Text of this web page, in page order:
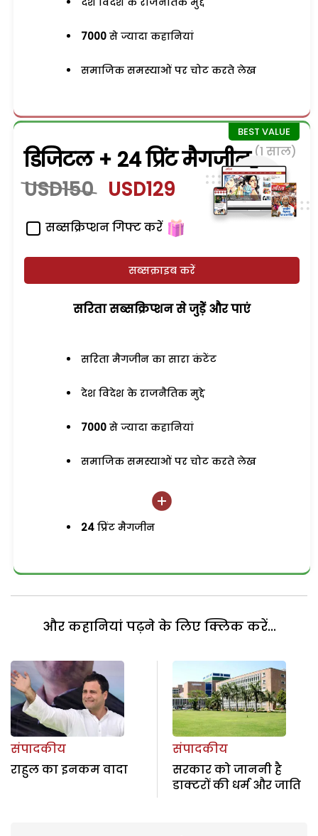
7000 से ज्यादा कहानियां
समाजिक समस्याओं पर चोट करते लेख
डिजिटल + 24 प्रिंट मैगजीन (1 साल)
USD150 USD129
सब्सक्रिप्शन गिफ्ट करें
सब्सक्राइब करें
सरिता सब्सक्रिप्शन से जुड़ेें और पाएं
सरिता मैगजीन का सारा कंटेंट
देश विदेश के राजनैतिक मुद्दे
7000 से ज्यादा कहानियां
समाजिक समस्याओं पर चोट करते लेख
24 प्रिंट मैगजीन
और कहानियां पढ़ने के लिए क्लिक करें...
संपादकीय
राहुल का इनकम वादा
संपादकीय
सरकार को जाननी है
डाक्टरों की धर्म और जाति